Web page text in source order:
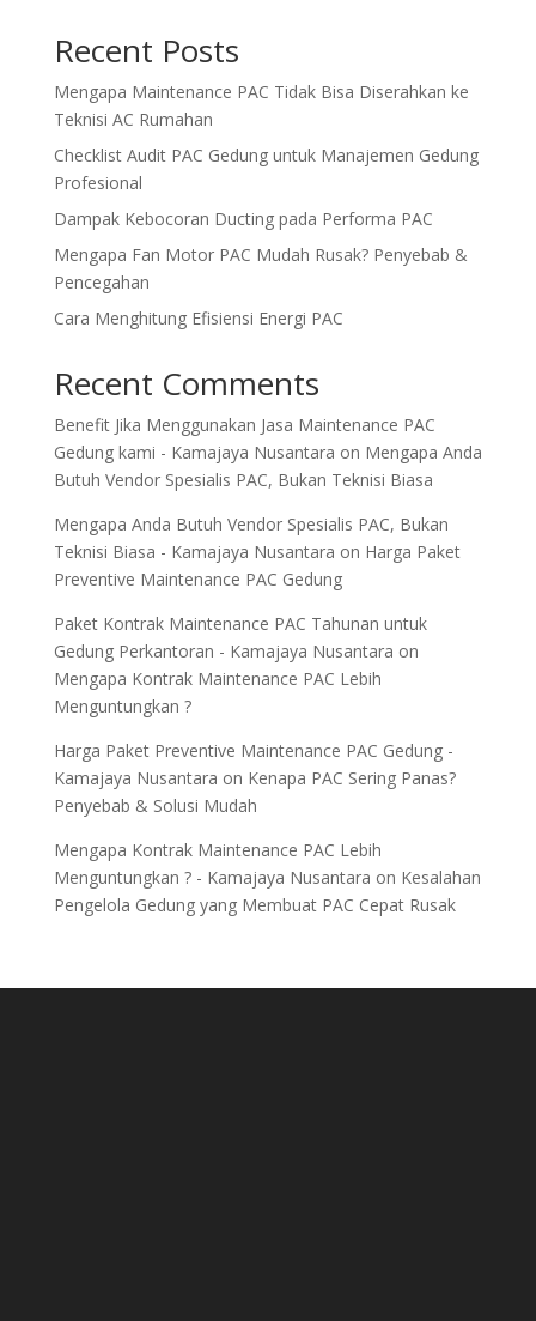
Recent Posts
Mengapa Maintenance PAC Tidak Bisa Diserahkan ke
Teknisi AC Rumahan
Checklist Audit PAC Gedung untuk Manajemen Gedung
Profesional
Dampak Kebocoran Ducting pada Performa PAC
Mengapa Fan Motor PAC Mudah Rusak? Penyebab &
Pencegahan
Cara Menghitung Efisiensi Energi PAC
Recent Comments
Benefit Jika Menggunakan Jasa Maintenance PAC
Gedung kami - Kamajaya Nusantara on Mengapa Anda
Butuh Vendor Spesialis PAC, Bukan Teknisi Biasa
Mengapa Anda Butuh Vendor Spesialis PAC, Bukan
Teknisi Biasa - Kamajaya Nusantara on Harga Paket
Preventive Maintenance PAC Gedung
Paket Kontrak Maintenance PAC Tahunan untuk
Gedung Perkantoran - Kamajaya Nusantara on
Mengapa Kontrak Maintenance PAC Lebih
Menguntungkan ?
Harga Paket Preventive Maintenance PAC Gedung -
Kamajaya Nusantara on Kenapa PAC Sering Panas?
Penyebab & Solusi Mudah
Mengapa Kontrak Maintenance PAC Lebih
Menguntungkan ? - Kamajaya Nusantara on Kesalahan
Pengelola Gedung yang Membuat PAC Cepat Rusak